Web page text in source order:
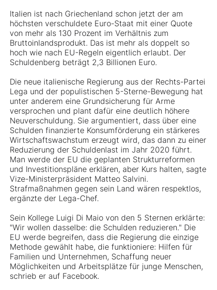
Italien ist nach Griechenland schon jetzt der am
höchsten verschuldete Euro-Staat mit einer Quote
von mehr als 130 Prozent im Verhältnis zum
Bruttoinlandsprodukt. Das ist mehr als doppelt so
hoch wie nach EU-Regeln eigentlich erlaubt. Der
Schuldenberg beträgt 2,3 Billionen Euro.
Die neue italienische Regierung aus der Rechts-Partei
Lega und der populistischen 5-Sterne-Bewegung hat
unter anderem eine Grundsicherung für Arme
versprochen und plant dafür eine deutlich höhere
Neuverschuldung. Sie argumentiert, dass über eine
Schulden finanzierte Konsumförderung ein stärkeres
Wirtschaftswachstum erzeugt wird, das dann zu einer
Reduzierung der Schuldenlast im Jahr 2020 führt.
Man werde der EU die geplanten Strukturreformen
und Investitionspläne erklären, aber Kurs halten, sagte
Vize-Ministerpräsident Matteo Salvini.
Strafmaßnahmen gegen sein Land wären respektlos,
ergänzte der Lega-Chef.
Sein Kollege Luigi Di Maio von den 5 Sternen erklärte:
"Wir wollen dasselbe: die Schulden reduzieren." Die
EU werde begreifen, dass die Regierung die einzige
Methode gewählt habe, die funktioniere: Hilfen für
Familien und Unternehmen, Schaffung neuer
Möglichkeiten und Arbeitsplätze für junge Menschen,
schrieb er auf Facebook.